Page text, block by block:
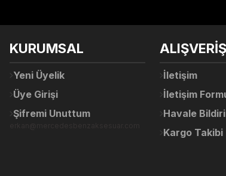
Ürün açıklamasında eksik bilgiler bulunuyor.
Bu ürüne benzer farklı alternatifler olmalı.
KURUMSAL
Yeni Üyelik
Üye Girişi
Şifremi Unuttum
ALIŞVERİŞ
İletişim
İletişim
Havale
Kargo Takibi